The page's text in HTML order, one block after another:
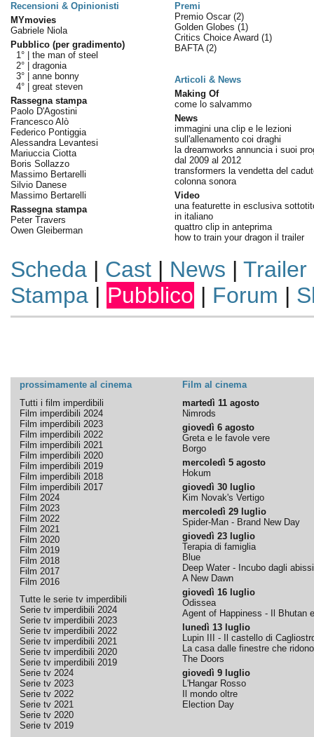
Recensioni & Opinionisti
Premi
MYmovies
Gabriele Niola
Pubblico (per gradimento)
1° | the man of steel
2° | dragonia
3° | anne bonny
4° | great steven
Rassegna stampa
Paolo D'Agostini
Francesco Alò
Federico Pontiggia
Alessandra Levantesi
Mariuccia Ciotta
Boris Sollazzo
Massimo Bertarelli
Silvio Danese
Massimo Bertarelli
Rassegna stampa
Peter Travers
Owen Gleiberman
Premio Oscar (2)
Golden Globes (1)
Critics Choice Award (1)
BAFTA (2)
Articoli & News
Making Of
come lo salvammo
News
immagini una clip e le lezioni
sull'allenamento coi draghi
la dreamworks annuncia i suoi
dal 2009 al 2012
transformers la vendetta del
colonna sonora
Video
una featurette in esclusiva
in italiano
quattro clip in anteprima
how to train your dragon il trailer
Scheda| Cast| News | Trailer
Stampa| Pubblico | Forum |
prossimamente al cinema
Film al cinema
Tutti i film imperdibili
Film imperdibili 2024
Film imperdibili 2023
Film imperdibili 2022
Film imperdibili 2021
Film imperdibili 2020
Film imperdibili 2019
Film imperdibili 2018
Film imperdibili 2017
Film 2024
Film 2023
Film 2022
Film 2021
Film 2020
Film 2019
Film 2018
Film 2017
Film 2016
Tutte le serie tv imperdibili
Serie tv imperdibili 2024
Serie tv imperdibili 2023
Serie tv imperdibili 2022
Serie tv imperdibili 2021
Serie tv imperdibili 2020
Serie tv imperdibili 2019
Serie tv 2024
Serie tv 2023
Serie tv 2022
Serie tv 2021
Serie tv 2020
Serie tv 2019
martedì 11 agosto
Nimrods
giovedì 6 agosto
Greta e le favole vere
Borgo
mercoledì 5 agosto
Hokum
giovedì 30 luglio
Kim Novak's Vertigo
mercoledì 29 luglio
Spider-Man - Brand New Day
giovedì 23 luglio
Terapia di famiglia
Blue
Deep Water - Incubo dagli abissi
A New Dawn
giovedì 16 luglio
Odissea
Agent of Happiness - Il Bhutan
lunedì 13 luglio
Lupin III - Il castello di
La casa dalle finestre che ridono
The Doors
giovedì 9 luglio
L'Hangar Rosso
Il mondo oltre
Election Day